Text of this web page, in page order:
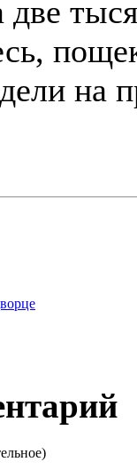
две
на